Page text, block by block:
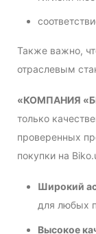
Также важно,
отраслевым
«КОМПАНИЯ
только
проверенных
покупки на
Широкий
для любых
Высокое